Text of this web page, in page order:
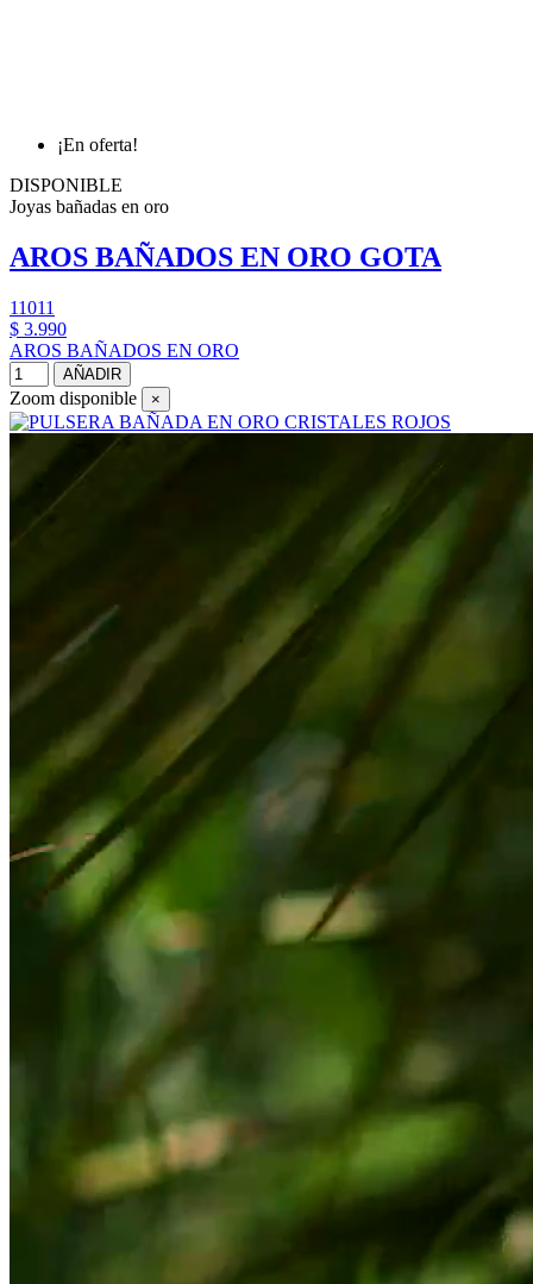
¡En oferta!
DISPONIBLE
Joyas bañadas en oro
AROS BAÑADOS EN ORO GOTA
11011
$ 3.990
AROS BAÑADOS EN ORO
AÑADIR
Zoom disponible ×